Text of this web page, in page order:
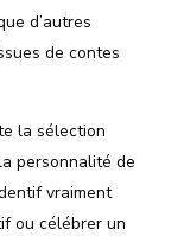
d’autres
de contes
la sélection
personnalité de
vraiment
ou célébrer un